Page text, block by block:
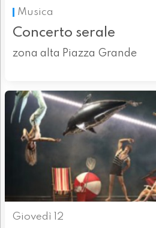
Musica
Concerto serale
zona alta Piazza Grande
Giovedì 12